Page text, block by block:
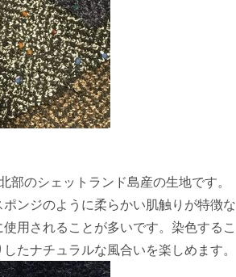
のシェットランド島産の生地です。
ンジのように柔らかい肌触りが特徴な
用されることが多いです。染色するこ
たナチュラルな風合いを楽しめます。